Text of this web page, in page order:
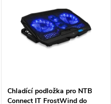
Chladící podložka pro NTB
Connect IT FrostWind do